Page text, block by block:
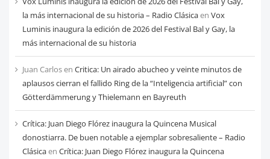
la más internacional de su historia – Radio Clásicaen Vox
Luminis inaugura la edición de 2026 del Festival Bal y Gay, la
más internacional de su historia
Juan Carlosen Critica: Un airado abucheo y veinte minutos de
aplausos cierran el fallido Ring de la “Inteligencia artificial” con
Götterdämmerung y Thielemann en Bayreuth
Crítica: Juan Diego Flórez inaugura la Quincena Musical
donostiarra. De buen notable a ejemplar sobresaliente – Radio
Clásicaen Crítica: Juan Diego Flórez inaugura la Quincena